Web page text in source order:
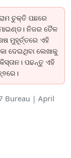
ଚୁକ୍ତି ପଛରେ
ନିଜର ତୈଳ
ମୁହୂର୍ତ୍ତରେ ଏହି
ଦେଇଥିବା ଲେଖାକୁ
ପଢନ୍ତୁ ଏହି
Bureau | April